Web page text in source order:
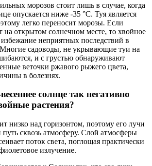
морозов стоит лишь в случае, когда
опускается ниже -35 °С. Туя является
легко переносит морозы. Если
на открытом солнечном месте, то хвойное
неприятных последствий в
садоводы, не укрывающие туи на
и с грустью обнаруживают
веточки ржавого рыжего цвета,
в болезнях.
солнце так негативно
растения?
низко над горизонтом, поэтому его лучи
сквозь атмосферу. Слой атмосферы
поток света, поглощая практически
излучение.